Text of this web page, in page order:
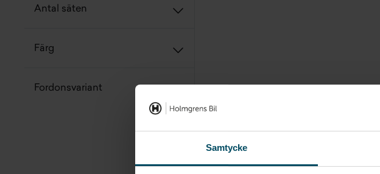
Samtycke
Antal säten
Färg
Fordonsvariant